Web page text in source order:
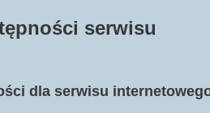
serwisu
dla serwisu